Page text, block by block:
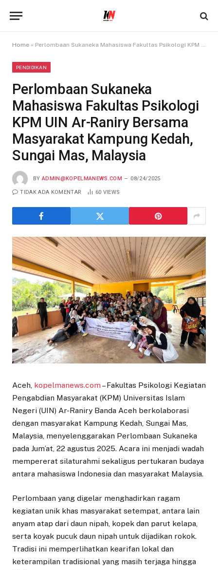
Home » Perlombaan Sukaneka Mahasiswa Fakultas Psikologi KPM UIN Ar-Raniry Bersama Masyarakat Kampung Kedah, Sungai Mas, Malaysia
PENDIDIKAN
Perlombaan Sukaneka
Mahasiswa Fakultas Psikologi
KPM UIN Ar-Raniry Bersama
Masyarakat Kampung Kedah,
Sungai Mas, Malaysia
BY ADMIN@KOPELMANEWS.COM 08/24/2025
TIDAK ADA KOMENTAR 60 VIEWS
Aceh, kopelmanews.com– Fakultas Psikologi Kegiatan
Pengabdian Masyarakat (KPM) Universitas Islam
Negeri (UIN) Ar-Raniry Banda Aceh berkolaborasi
dengan masyarakat Kampung Kedah, Sungai Mas,
Malaysia, menyelenggarakan Perlombaan Sukaneka
pada Jum’at, 22 agustus 2025. Acara ini menjadi wadah
mempererat silaturahmi sekaligus pertukaran budaya
antara mahasiswa Indonesia dan masyarakat Malaysia.
Perlombaan yang digelar menghadirkan ragam
kegiatan unik khas masyarakat setempat, antara lain
anyam atap dari daun nipah, kopek dan parut kelapa,
serta koyak pucuk daun nipah untuk dijadikan rokok.
Tradisi ini memperlihatkan kearifan lokal dan
keterampilan tradisional yang masih terjaga hingga